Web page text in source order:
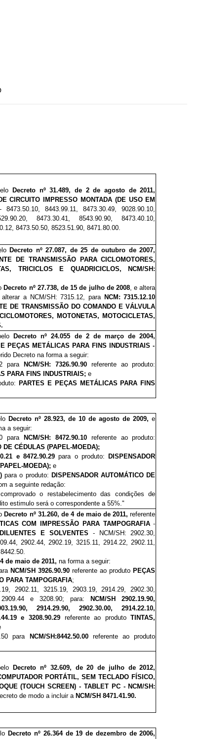
Decreto nº31.489, de 2 de agosto de 2011,
CIRCUITO IMPRESSO MONTADA (DE USO EM
8473.50.10, 8443.99.11, 8473.30.49, 9028.90.10,
8473.30.41, 8543.90.90, 8473.40.10,
8473.50.50, 8523.51.90, 8471.80.00.
Decreto nº 27.087, de 25 de outubro de 2007,
DE TRANSMISSÃO PARA CICLOMOTORES,
TRICICLOS E QUADRICICLOS, NCM/SH:
Decreto nº 27.738, de 15 de julho de 2008, e altera
a NCM/SH: 7315.12, para NCM: 7315.12.10
DE TRANSMISSÃO DO COMANDO E VÁLVULA
MOTONETAS, MOTOCICLETAS,
Decreto nº 24.055 de 2 de março de 2004,
E PEÇAS METÁLICAS PARA FINS INDUSTRIAIS -
Decreto na forma a seguir:
para
NCM/SH: 7326.90.90referente ao produto:
PARA FINS INDUSTRIAIS;e
: PARTES E PEÇAS METÁLICAS PARA FINS
Decreto nº 28.923, de 10 de agosto de 2009,e
a seguir:
para
NCM/SH: 8472.90.10 referente ao produto:
DE CÉDULAS (PAPEL-MOEDA);
e 8472.90.29para oproduto:
DISPENSADOR
MOEDA);e
para o produto: DISPENSADOR AUTOMÁTICO DE
a seguinte redação:
o restabelecimento das condições de
estimulo será o correspondente a 55%."
Decreto nº 31.260, de 4 de maio de 2011, referente
COM IMPRESSÃO PARA TAMPOGRAFIA-
E SOLVENTES - NCM/SH: 2902.30,
2902.44, 2902.19, 3215.11, 2914.22, 2902.11,
8442.50.
de maio de 2011,na forma a seguir:
NCM/SH 3926.90.90 referente ao produto PEÇAS
PARA TAMPOGRAFIA;
2902.11, 3215.19, 2903.19, 2914.29, 2902.30,
2909.44 e 3208.90; para:
NCM/SH2902.19.90,
2914.29.90, 2902.30.00, 2914.22.10,
e 3208.90.29 referente ao produtoTINTAS,
para NCM/SH:8442.50.00referente ao produto
Decreto nº 32.609, de 20 de julho de 2012,
PORTÁTIL, SEM TECLADO FÍSICO,
(TOUCH SCREEN) - TABLET PC - NCM/SH:
de modo a incluir aNCM/SH 8471.41.90.
Decreto nº 26.364de 19 de dezembro de 2006,